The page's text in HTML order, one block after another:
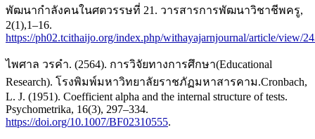
พัฒนากำลังคนในศตวรรษที่ 21. วารสารการพัฒนาวิชาชีพครู,
2(1),1–16.
https://ph02.tcithaijo.org/index.php/withayajarnjournal/article/view/
ไพศาล วรคำ. (2564). การวิจัยทางการศึกษา(Educational
Research). โรงพิมพ์มหาวิทยาลัยราชภัฏมหาสารคาม.Cronbach,
L. J. (1951). Coefficient alpha and the internal structure of tests.
Psychometrika, 16(3), 297–334.
https://doi.org/10.1007/BF02310555.